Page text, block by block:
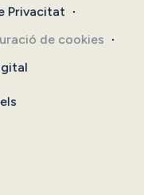
Privacitat
de cookies